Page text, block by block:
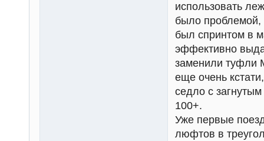
использовать
было проблемой,
был спринтом в
эффективно
заменили туфли
еще очень
седло с
100+.
Уже первые
люфтов в